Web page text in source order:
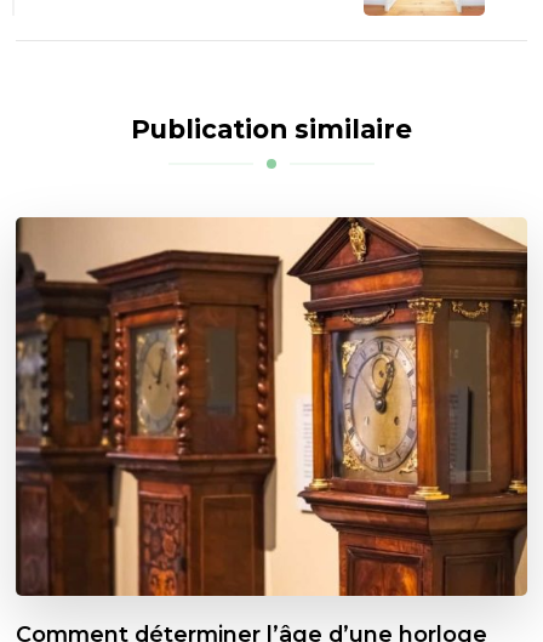
Publication similaire
Comment déterminer l’âge d’une horloge